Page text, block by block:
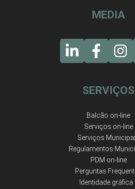
MEDIA
SERVIÇOS
Balcão on-line
Serviços on-line
Serviços
Regulamentos
PDM on-line
Perguntas
Identidade gráfica